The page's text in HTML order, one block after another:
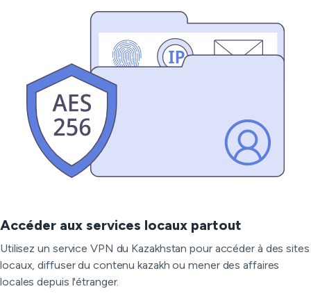
Accéder aux services locaux partout
Utilisez un service VPN du Kazakhstan pour accéder à des sites
locaux, diffuser du contenu kazakh ou mener des affaires
locales depuis l'étranger.